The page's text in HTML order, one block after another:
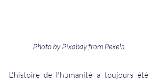
Photo by Pixabay from Pexels
L'histoire de l'humanité a toujours été